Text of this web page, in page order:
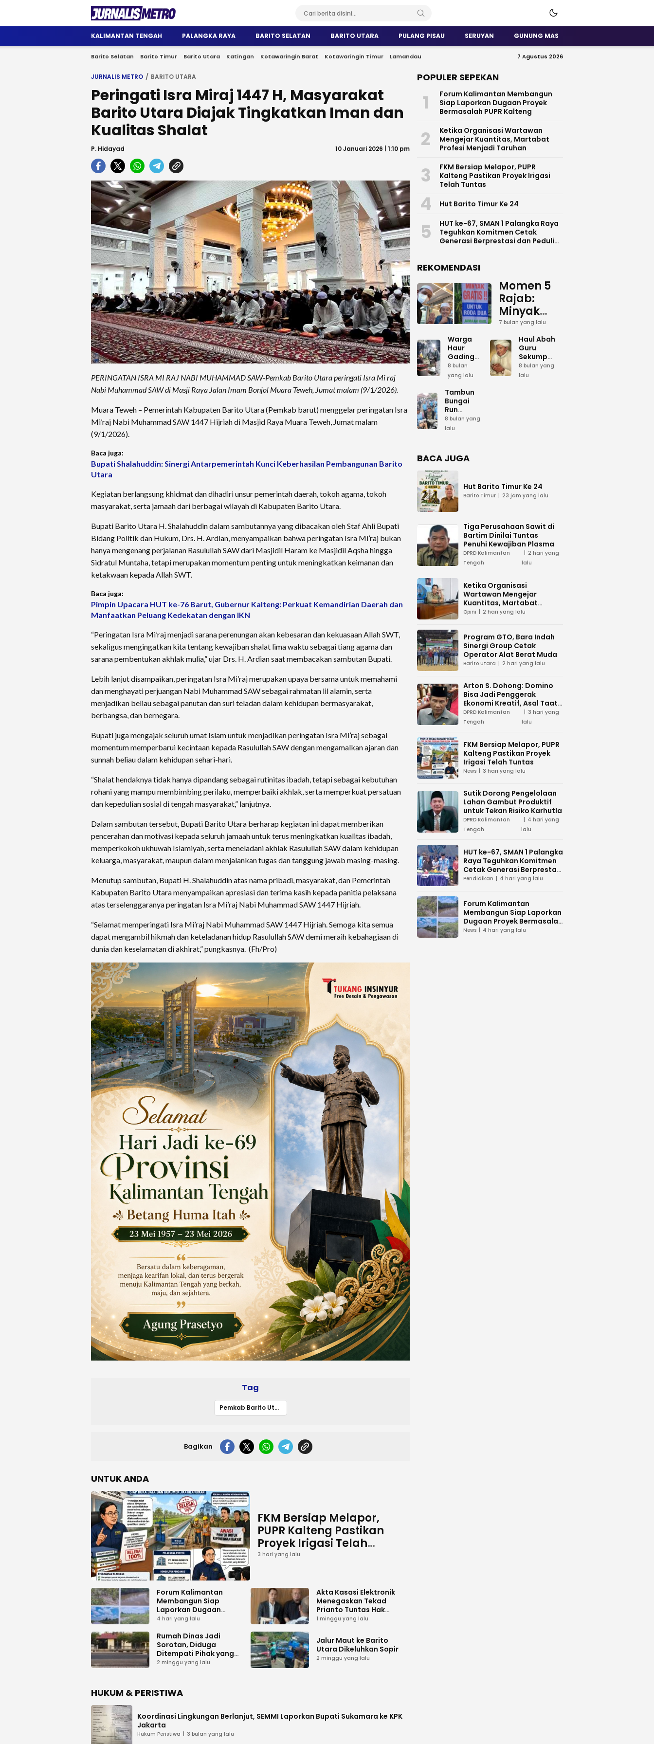
Jurnalis Metro
Satu Wadah Informasi
KALIMANTAN TENGAH PALANGKA RAYA BARITO SELATAN BARITO UTARA PULANG PISAU SERUYAN GUNUNG MAS
Barito Selatan Barito Timur Barito Utara Katingan Kotawaringin Barat Kotawaringin Timur Lamandau 7 Agustus 2026
JURNALIS METRO BARITO UTARA
Peringati Isra Miraj 1447 H, Masyarakat
Barito Utara Diajak Tingkatkan Iman dan
Kualitas Shalat
P. Hidayad 10 Januari 2026 | 1:10 pm
PERINGATAN ISRA MI RAJ NABI MUHAMMAD SAW-Pemkab Barito Utara peringati Isra Mi raj
Nabi Muhammad SAW di Masji Raya Jalan Imam Bonjol Muara Teweh, Jumat malam (9/1/2026).
Muara Teweh – Pemerintah Kabupaten Barito Utara (Pemkab barut) menggelar peringatan Isra
Mi’raj Nabi Muhammad SAW 1447 Hijriah di Masjid Raya Muara Teweh, Jumat malam
(9/1/2026).
Baca juga:
Bupati Shalahuddin: Sinergi Antarpemerintah Kunci Keberhasilan Pembangunan Barito
Utara
Kegiatan berlangsung khidmat dan dihadiri unsur pemerintah daerah, tokoh agama, tokoh
masyarakat, serta jamaah dari berbagai wilayah di Kabupaten Barito Utara.
Bupati Barito Utara H. Shalahuddin dalam sambutannya yang dibacakan oleh Staf Ahli Bupati
Bidang Politik dan Hukum, Drs. H. Ardian, menyampaikan bahwa peringatan Isra Mi’raj bukan
hanya mengenang perjalanan Rasulullah SAW dari Masjidil Haram ke Masjidil Aqsha hingga
Sidratul Muntaha, tetapi merupakan momentum penting untuk meningkatkan keimanan dan
ketakwaan kepada Allah SWT.
Baca juga:
Pimpin Upacara HUT ke-76 Barut, Gubernur Kalteng: Perkuat Kemandirian Daerah dan
Manfaatkan Peluang Kedekatan dengan IKN
“Peringatan Isra Mi’raj menjadi sarana perenungan akan kebesaran dan kekuasaan Allah SWT,
sekaligus mengingatkan kita tentang kewajiban shalat lima waktu sebagai tiang agama dan
sarana pembentukan akhlak mulia,” ujar Drs. H. Ardian saat membacakan sambutan Bupati.
Lebih lanjut disampaikan, peringatan Isra Mi’raj merupakan upaya bersama untuk memahami
dan menghayati perjuangan Nabi Muhammad SAW sebagai rahmatan lil alamin, serta
menjadikan beliau sebagai panutan dan suri teladan dalam kehidupan bermasyarakat,
berbangsa, dan bernegara.
Bupati juga mengajak seluruh umat Islam untuk menjadikan peringatan Isra Mi’raj sebagai
momentum memperbarui kecintaan kepada Rasulullah SAW dengan mengamalkan ajaran dan
sunnah beliau dalam kehidupan sehari-hari.
“Shalat hendaknya tidak hanya dipandang sebagai rutinitas ibadah, tetapi sebagai kebutuhan
rohani yang mampu membimbing perilaku, memperbaiki akhlak, serta memperkuat persatuan
dan kepedulian sosial di tengah masyarakat,” lanjutnya.
Dalam sambutan tersebut, Bupati Barito Utara berharap kegiatan ini dapat memberikan
pencerahan dan motivasi kepada seluruh jamaah untuk terus meningkatkan kualitas ibadah,
memperkokoh ukhuwah Islamiyah, serta meneladani akhlak Rasulullah SAW dalam kehidupan
keluarga, masyarakat, maupun dalam menjalankan tugas dan tanggung jawab masing-masing.
Menutup sambutan, Bupati H. Shalahuddin atas nama pribadi, masyarakat, dan Pemerintah
Kabupaten Barito Utara menyampaikan apresiasi dan terima kasih kepada panitia pelaksana
atas terselenggaranya peringatan Isra Mi’raj Nabi Muhammad SAW 1447 Hijriah.
“Selamat memperingati Isra Mi’raj Nabi Muhammad SAW 1447 Hijriah. Semoga kita semua
dapat mengambil hikmah dan keteladanan hidup Rasulullah SAW demi meraih kebahagiaan di
dunia dan keselamatan di akhirat,” pungkasnya. (Fh/Pro)
Tag
Pemkab Barito Utara
Bagikan
UNTUK ANDA
FKM Bersiap Melapor,
PUPR Kalteng Pastikan
Proyek Irigasi Telah
Tuntas
3 hari yang lalu
Forum Kalimantan
Membangun Siap
Laporkan Dugaan
Proyek Bermasalah
4 hari yang lalu
Akta Kasasi Elektronik
Menegaskan Tekad
Prianto Tuntas Hak
Lahan ke Mahkamah
1 minggu yang lalu
Rumah Dinas Jadi
Sorotan, Diduga
Ditempati Pihak yang
Tak Berhak
2 minggu yang lalu
Jalur Maut ke Barito
Utara Dikeluhkan Sopir
2 minggu yang lalu
HUKUM & PERISTIWA
Koordinasi Lingkungan Berlanjut, SEMMI Laporkan Bupati Sukamara ke KPK
Jakarta
Hukum Peristiwa 3 bulan yang lalu
POPULER SEPEKAN
1
Forum Kalimantan Membangun
Siap Laporkan Dugaan Proyek
Bermasalah PUPR Kalteng
2
Ketika Organisasi Wartawan
Mengejar Kuantitas, Martabat
Profesi Menjadi Taruhan
3
FKM Bersiap Melapor, PUPR
Kalteng Pastikan Proyek Irigasi
Telah Tuntas
4 Hut Barito Timur Ke 24
5
HUT ke-67, SMAN 1 Palangka Raya
Teguhkan Komitmen Cetak
Generasi Berprestasi dan Peduli
REKOMENDASI
Momen 5
Rajab:
Minyak
Gratis
dan Cinta
yang
Terus
Mengalir
7 bulan yang lalu
Warga
Haur
Gading
Siapkan
Bumbu
Umum
Sambut 5
Rajab di
Sekumpul
8 bulan
yang lalu
Haul Abah
Guru
Sekumpul:
Ketika
Lautan
8 bulan yang
lalu
Tambun
Bungai
Run
Meriahkan
Hari Bela
Juang TNI
AD di
Palangka
Raya
8 bulan yang
lalu
BACA JUGA
Hut Barito Timur Ke 24
Barito Timur 23 jam yang lalu
Tiga Perusahaan Sawit di
Bartim Dinilai Tuntas
Penuhi Kewajiban Plasma
DPRD Kalimantan
Tengah
2 hari yang
lalu
Ketika Organisasi
Wartawan Mengejar
Kuantitas, Martabat
Profesi Menjadi Taruhan
Opini 2 hari yang lalu
Program GTO, Bara Indah
Sinergi Group Cetak
Operator Alat Berat Muda
Barito Utara 2 hari yang lalu
Arton S. Dohong: Domino
Bisa Jadi Penggerak
Ekonomi Kreatif, Asal Taat
Aturan
DPRD Kalimantan
Tengah
3 hari yang
lalu
FKM Bersiap Melapor, PUPR
Kalteng Pastikan Proyek
Irigasi Telah Tuntas
News 3 hari yang lalu
Sutik Dorong Pengelolaan
Lahan Gambut Produktif
untuk Tekan Risiko Karhutla
DPRD Kalimantan
Tengah
4 hari yang
lalu
HUT ke-67, SMAN 1 Palangka
Raya Teguhkan Komitmen
Cetak Generasi Berprestasi
dan Peduli Lingkunga
Pendidikan 4 hari yang lalu
Forum Kalimantan
Membangun Siap Laporkan
Dugaan Proyek Bermasalah
PUPR Kalteng
News 4 hari yang lalu